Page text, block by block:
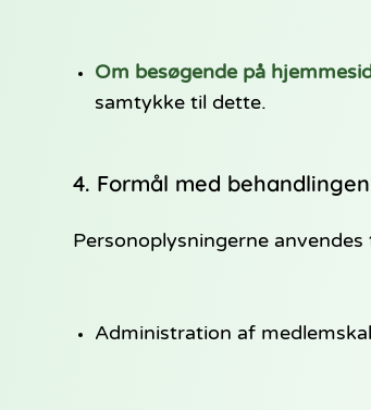
Om besøgende på
samtykke til dette.
4. Formål med behandlingen
Personoplysningerne anvendes
Administration af